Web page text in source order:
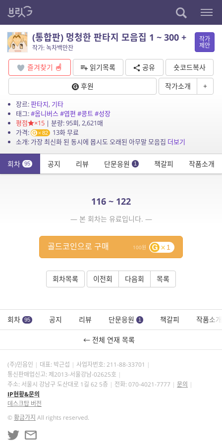
(통합판) 멍청한 판타지 모음집 1 ~ 300 +
작가: 녹차백만잔
작가
제안
즐겨찾기 읽기목록 공유
숏코드복사
후원
작가소개 +
장르:판타지, 기타
태그:#옴니버스#엽편 #콩트#성장
평점
×15| 분량: 95회, 2,621매
가격:
82
13화 무료
소개: 가장 최신화 된 동시에 몹시도 오래된 아무말 모음집 더보기
회차 95 공지 리뷰 단문응원 1 책갈피 작품소개
116 ~ 122
— 본 회차는 유료입니다. —
100 1
골드코인으로 구매
회차목록 이전회 다음회 목록
회차 95 공지 리뷰 단문응원 1 책갈피 작품소개
← 전체 연재 목록
(주)민음인 대표: 박근섭 사업자번호: 211-88-33701
통신판매업신고: 제2013-서울강남-02625호
주소: 서울시 강남구 도산대로 1길 62 5층
전화: 070-4021-7777
문의
IP현황&문의
데스크탑 버전
©황금가지 All rights reserved.